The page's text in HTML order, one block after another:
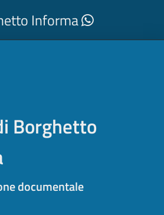
Informa
Borghetto
documentale